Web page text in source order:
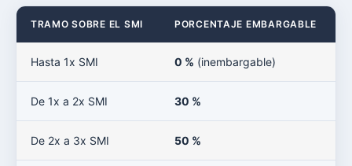
TRAMO SOBRE EL SMI PORCENTAJE EMBARGABLE
Hasta 1x SMI 0 % (inembargable)
De 1x a 2x SMI 30 %
De 2x a 3x SMI 50 %